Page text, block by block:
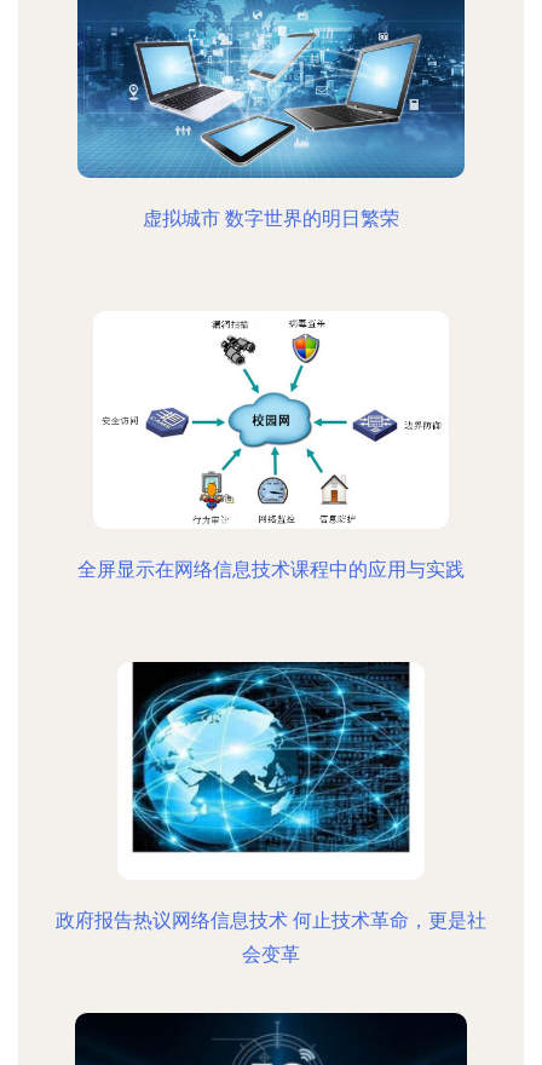
虚拟城市 数字世界的明日繁荣
全屏显示在网络信息技术课程中的应用与实践
政府报告热议网络信息技术 何止技术革命，更是社
会变革